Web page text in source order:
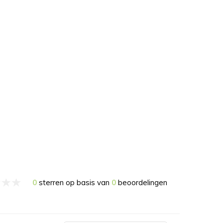
0 sterren op basis van 0 beoordelingen